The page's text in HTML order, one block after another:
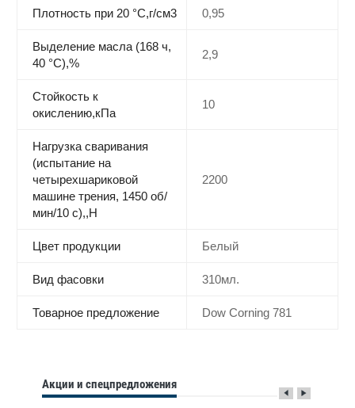
Плотность при 20 °С,г/см3 0,95
Выделение масла (168 ч,
40 °C),%
2,9
Стойкость к
окислению,кПа
10
Нагрузка сваривания
(испытание на
четырехшариковой
машине трения, 1450 об/
мин/10 с),,Н
2200
Цвет продукции Белый
Вид фасовки 310мл.
Товарное предложение Dow Corning 781
Акции и спецпредложения